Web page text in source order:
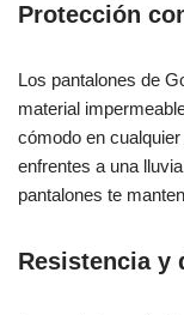
Protección
Los pantalones de
material
cómodo en
enfrentes a una
pantalones te
Resistencia y